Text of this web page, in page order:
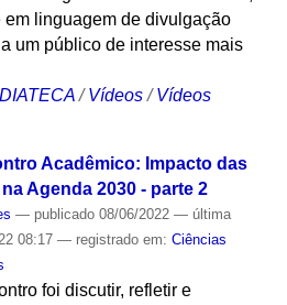
em linguagem de divulgação
um público de interesse mais
/ Vídeos / Vídeos
Acadêmico: Impacto das
Agenda 2030 - parte 2
— publicado08/06/2022 — última
08:17 — registrado em: Ciências
foi discutir, refletir e